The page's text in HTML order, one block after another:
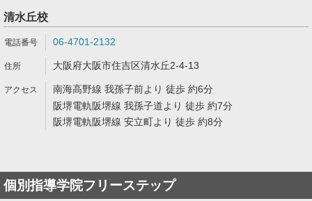
清水丘校
06-4701-2132
大阪府大阪市住吉区清水丘2-4-13
南海高野線 我孫子前より 徒歩 約6分
阪堺電軌阪堺線 我孫子道より 徒歩 約7分
阪堺電軌阪堺線 安立町より 徒歩 約8分
個別指導学院フリーステップ